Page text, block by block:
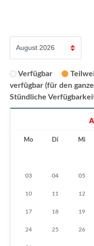
Verfügbar
verfügbar (für den
Stündliche
Mo Di Mi
03 04 05
10 11 12
17 18 19
24 25 26